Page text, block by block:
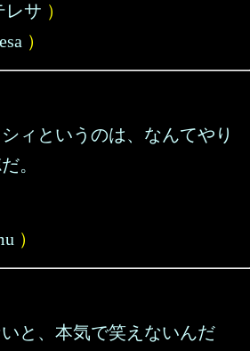
レサ ）
）
ィというのは、なんてやり
。
）
と、本気で笑えないんだ